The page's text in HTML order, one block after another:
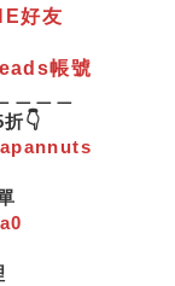
好友
帳號
👇